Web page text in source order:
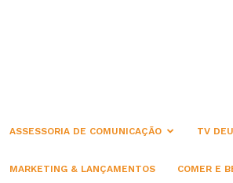
ASSESSORIA DE COMUNICAÇÃO TV
MARKETING & LANÇAMENTOS COMER E